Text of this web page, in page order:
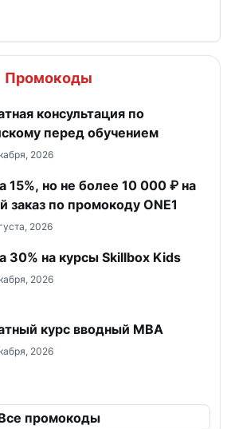
Промокоды
консультация по
перед обучением
2026
15%, но не более 10 000 ₽ на
заказ по промокоду ONE1
2026
30% на курсы Skillbox Kids
2026
курс вводный МВА
2026
промокоды